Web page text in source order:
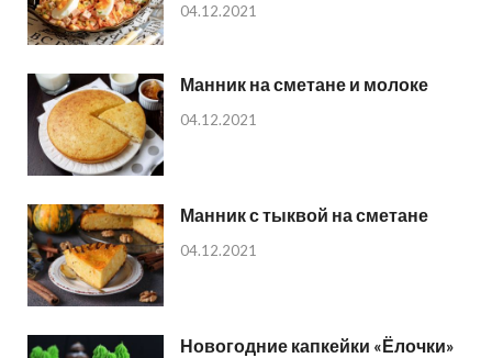
04.12.2021
Манник на сметане и молоке
04.12.2021
Манник с тыквой на сметане
04.12.2021
Новогодние капкейки «Ёлочки»